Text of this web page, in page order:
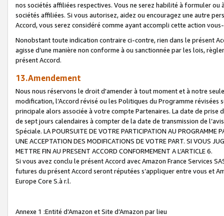
nos sociétés affiliées respectives. Vous ne serez habilité à formuler
sociétés affiliées. Si vous autorisez, aidez ou encouragez une autre
Accord, vous serez considéré comme ayant accompli cette action
Nonobstant toute indication contraire ci-contre, rien dans le présent
agisse d’une manière non conforme à ou sanctionnée par les lois,
présent Accord.
13.Amendement
Nous nous réservons le droit d'amender à tout moment et à notre
modification, l’Accord révisé ou les Politiques du Programme
principale alors associée à votre compte Partenaires. La date de
de sept jours calendaires à compter de la date de transmission de
Spéciale. LA POURSUITE DE VOTRE PARTICIPATION AU PROGRAMME
UNE ACCEPTATION DES MODIFICATIONS DE VOTRE PART. SI VOUS
METTRE FIN AU PRESENT ACCORD CONFORMEMENT A L’ARTICLE 6.
Si vous avez conclu le présent Accord avec Amazon France Services
futures du présent Accord seront réputées s’appliquer entre vous et
Europe Core S.à r.l.
Annexe 1 :Entité d’Amazon et Site d’Amazon par lieu